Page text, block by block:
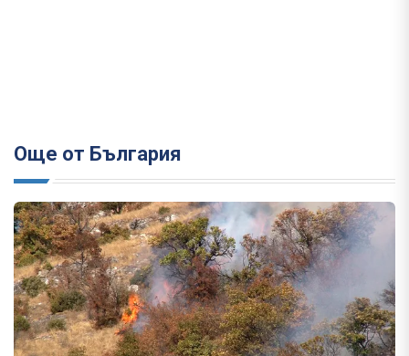
Още от България